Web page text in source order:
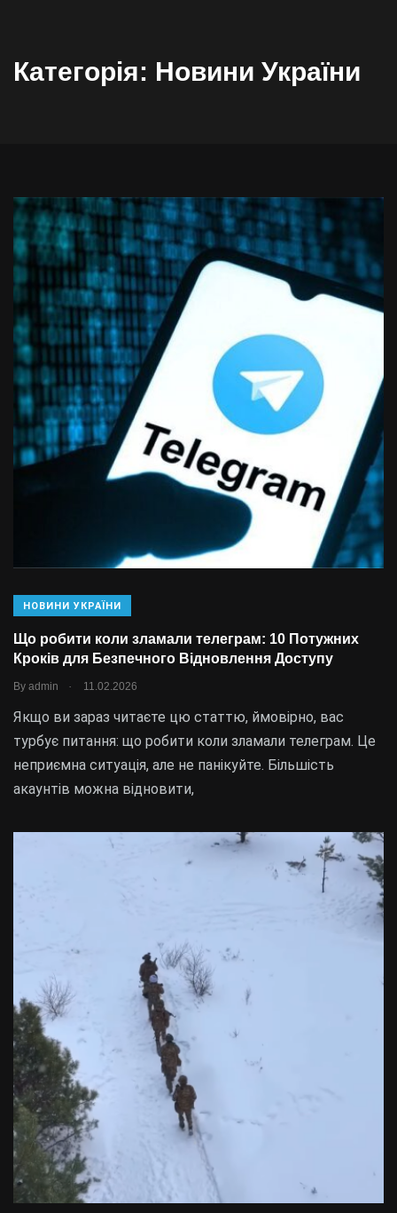
Категорія: Новини України
НОВИНИ УКРАЇНИ
Що робити коли зламали телеграм: 10 Потужних
Кроків для Безпечного Відновлення Доступу
By admin . 11.02.2026
Якщо ви зараз читаєте цю статтю, ймовірно, вас
турбує питання: що робити коли зламали телеграм. Це
неприємна ситуація, але не панікуйте. Більшість
акаунтів можна відновити,